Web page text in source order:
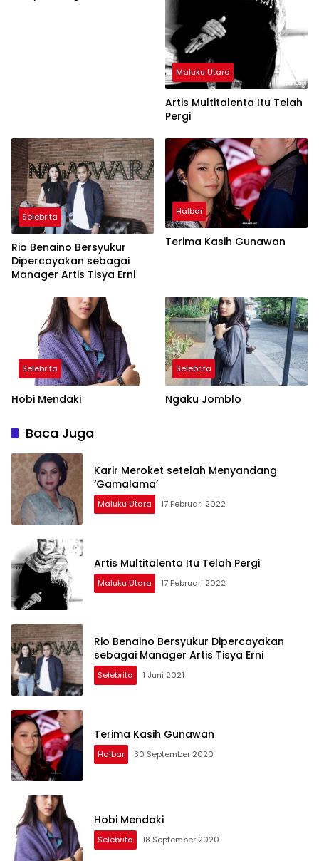
Maluku Utara
Artis Multitalenta Itu Telah
Pergi
Selebrita
Rio Benaino Bersyukur
Dipercayakan sebagai
Manager Artis Tisya Erni
Halbar
Terima Kasih Gunawan
Selebrita
Hobi Mendaki
Selebrita
Ngaku Jomblo
Baca Juga
Karir Meroket setelah Menyandang
‘Gamalama’
Maluku Utara 17 Februari 2022
Artis Multitalenta Itu Telah Pergi
Maluku Utara 17 Februari 2022
Rio Benaino Bersyukur Dipercayakan
sebagai Manager Artis Tisya Erni
Selebrita 1 Juni 2021
Terima Kasih Gunawan
Halbar 30 September 2020
Hobi Mendaki
Selebrita 18 September 2020